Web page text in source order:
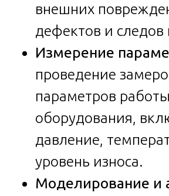
внешних
дефектов и следов
Измерение
проведение
параметров работы
оборудования,
давление,
уровень износа.
Моделирование и